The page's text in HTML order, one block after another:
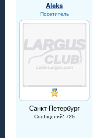
Aleks
Посетитель
Санкт-Петербург
Сообщений: 725